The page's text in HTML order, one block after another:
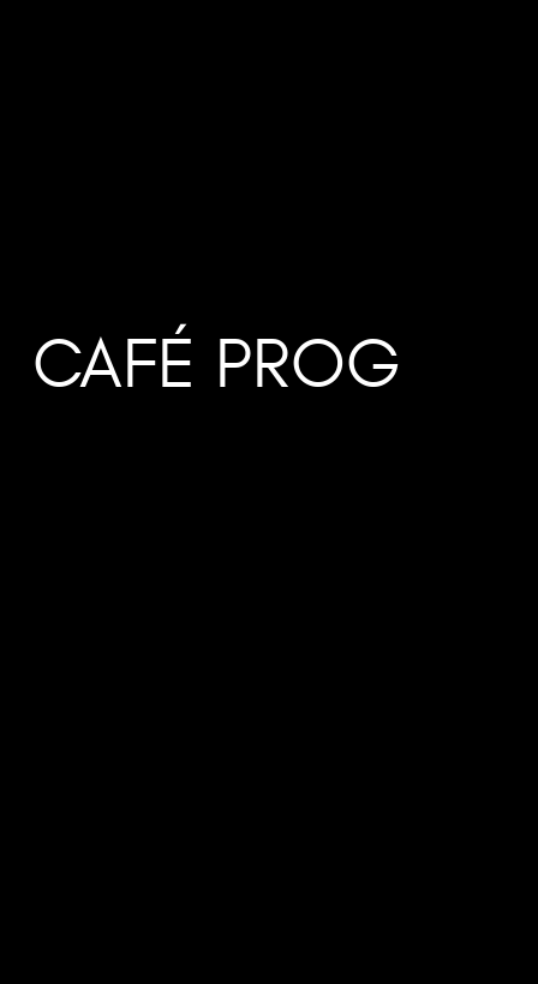
CAFÉ PROG